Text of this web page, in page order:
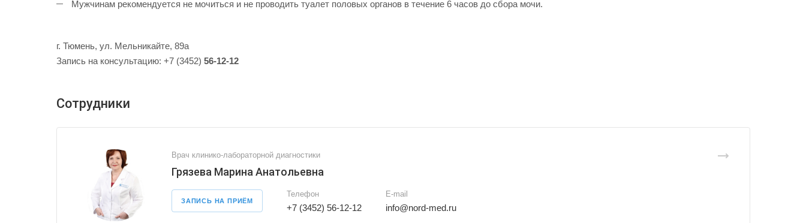
Мужчинам рекомендуется не мочиться и не проводить туалет половых органов в течение 6 часов до сбора мочи.
г. Тюмень, ул. Мельникайте, 89а
Запись на консультацию: +7 (3452) 56-12-12
Сотрудники
Врач клинико-лабораторной диагностики
Грязева Марина Анатольевна
ЗАПИСЬ НА ПРИЁМ
Телефон
+7 (3452) 56-12-12
E-mail
info@nord-med.ru